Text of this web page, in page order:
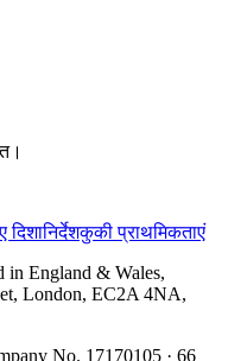
कुकी प्राथमिकताएं
England & Wales,
London, EC2A 4NA,
No. 17170105 · 66